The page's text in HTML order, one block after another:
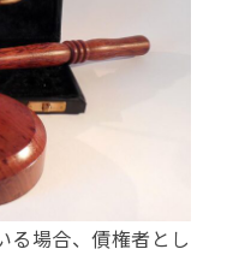
る場合、債権者とし